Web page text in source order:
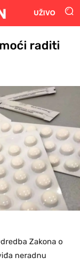
UŽIVO
raditi
Zakona o
neradnu